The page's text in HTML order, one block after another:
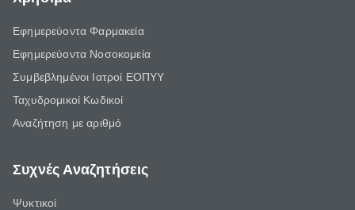
Εφημερεύοντα Φαρμακεία
Εφημερεύοντα Νοσοκομεία
Συμβεβλημένοι Ιατροί ΕΟΠΥΥ
Ταχυδρομικοί Κωδικοί
Αναζήτηση με αριθμό
Συχνές Αναζητήσεις
Ψυκτικοί